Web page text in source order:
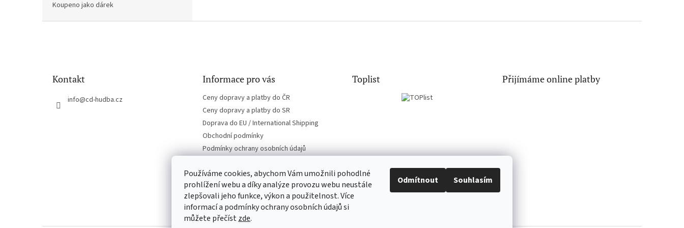
Používáme cookies, abychom Vám umožnili pohodlné
prohlížení webu a díky analýze provozu webu neustále
zlepšovali jeho funkce, výkon a použitelnost. Více
informací a podmínky ochrany osobních údajů si
můžete přečístzde.
Odmítnout Souhlasím
Koupeno jako dárek
Kontakt
info@cd-hudba.cz
Informace pro vás
Ceny dopravy a platby do ČR
Ceny dopravy a platby do SR
Doprava do EU / International Shipping
Obchodní podmínky
Podmínky ochrany osobních údajů
Toplist Přijímáme online platby
EN-filmy.cz CD-Soundtrack.cz